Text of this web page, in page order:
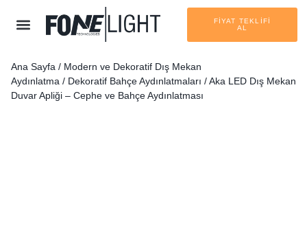
FİYAT TEKLİFİ
AL
Ana Sayfa / Modern ve Dekoratif Dış Mekan
Aydınlatma / Dekoratif Bahçe Aydınlatmaları / Aka LED Dış Mekan
Duvar Apliği – Cephe ve Bahçe Aydınlatması